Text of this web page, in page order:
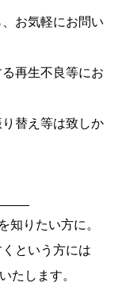
お気軽にお問い
再生不良等にお
替え等は致しか
知りたい方に。
という方には
たします。